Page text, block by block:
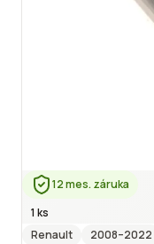
12 mes. záruka
1 ks
Renault
2008–2022